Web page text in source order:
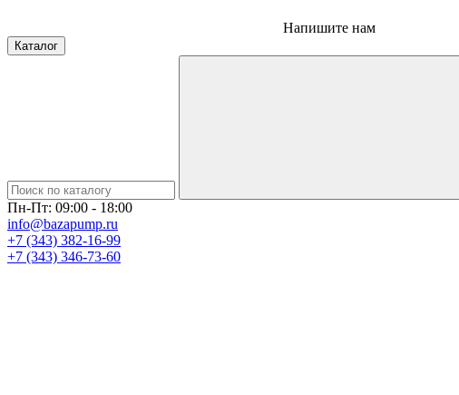
Напишите нам
Каталог
Пн-Пт: 09:00 - 18:00
info@bazapump.ru
+7 (343) 382-16-99
+7 (343) 346-73-‬60